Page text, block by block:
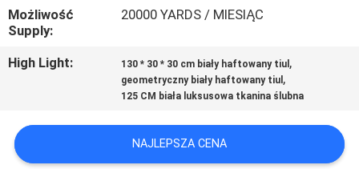
O
SITEMAP
Możliwość
Supply:
20000 YARDS / MIESIĄC
High Light: 130 * 30 * 30 cm biały haftowany tiul ,
geometryczny biały haftowany tiul ,
125 CM biała luksusowa tkanina ślubna
NAJLEPSZA CENA